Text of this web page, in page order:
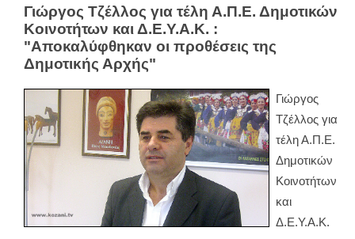
Γιώργος Τζέλλος για τέλη Α.Π.Ε. Δημοτικών
Κοινοτήτων και Δ.Ε.Υ.Α.Κ. :
"Αποκαλύφθηκαν οι προθέσεις της
Δημοτικής Αρχής"
Γιώργος
Τζέλλος για
τέλη Α.Π.Ε.
Δημοτικών
Κοινοτήτων
και
Δ.Ε.Υ.Α.Κ.